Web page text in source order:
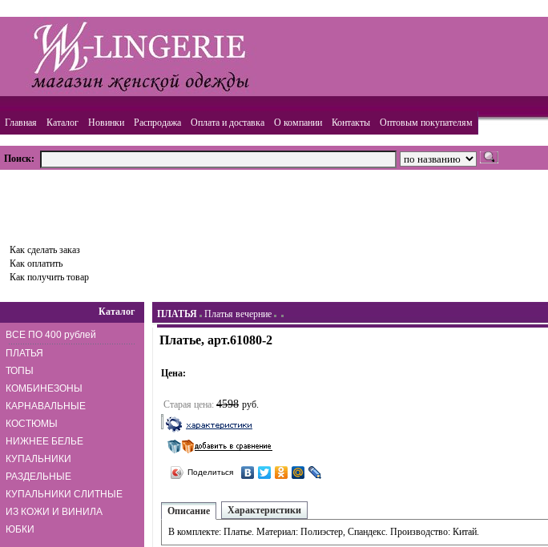
Главная Каталог Новинки Распродажа Оплата и доставка О компании Контакты Оптовым покупателям
Поиск:
Как сделать заказ
Как оплатить
Как получить товар
Каталог
ВСЕ ПО 400 рублей
ПЛАТЬЯ
ТОПЫ
КОМБИНЕЗОНЫ
КАРНАВАЛЬНЫЕ
КОСТЮМЫ
НИЖНЕЕ БЕЛЬЕ
КУПАЛЬНИКИ
РАЗДЕЛЬНЫЕ
КУПАЛЬНИКИ СЛИТНЫЕ
ИЗ КОЖИ И ВИНИЛА
ЮБКИ
ПЛАТЬЯ Платья вечерние
Платье, арт.61080-2
Цена:
Старая цена: 4598 руб.
Поделиться
Описание
Характеристики
В комплекте: Платье. Материал: Полиэстер, Спандекс. Производство: Китай.